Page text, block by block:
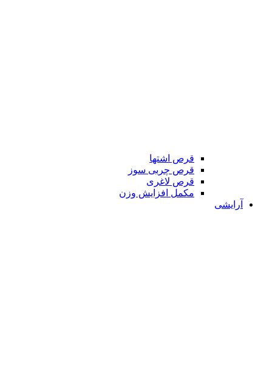
قرص اشتها
قرص چربی سوز
قرص لاغری
مکمل افزایش وزن
آرایشی